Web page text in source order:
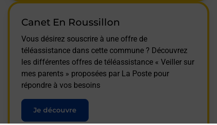
Canet En Roussillon
Vous désirez souscrire à une offre de
téléassistance dans cette commune ? Découvrez
les différentes offres de téléassistance « Veiller sur
mes parents » proposées par La Poste pour
répondre à vos besoins
Je découvre